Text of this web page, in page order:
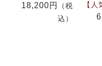
18,200円
（税
込）
【人